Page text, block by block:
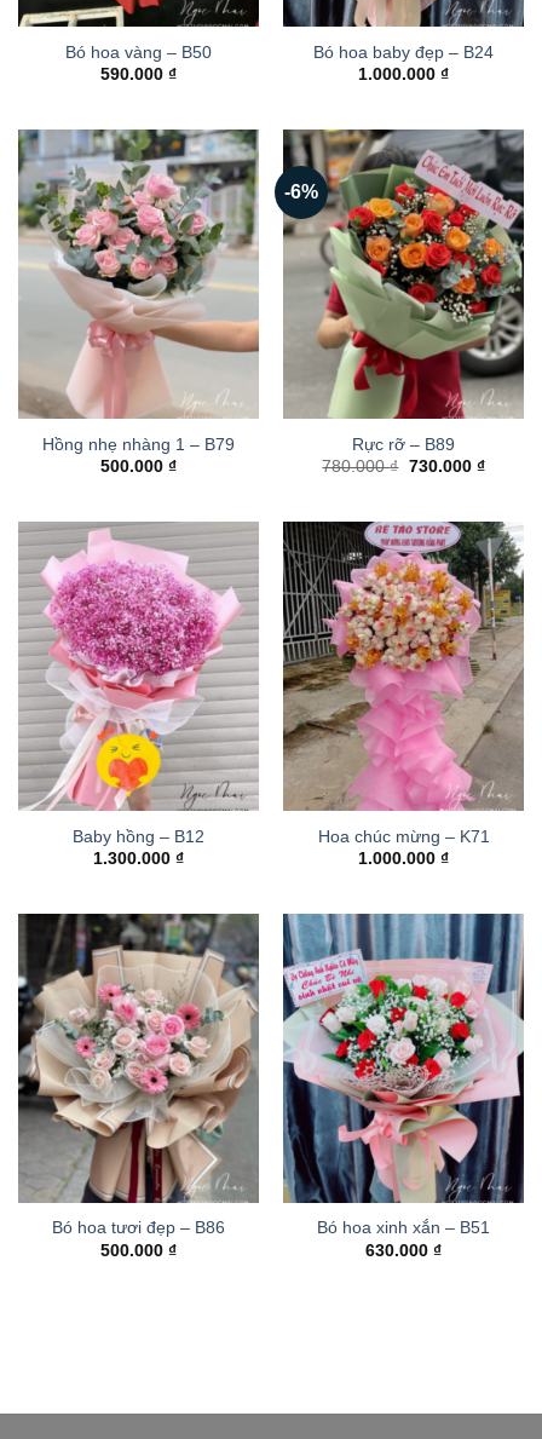
Bó hoa vàng – B50
590.000 ₫
Bó hoa baby đẹp – B24
1.000.000 ₫
Hồng nhẹ nhàng 1 – B79
500.000 ₫
-6%
Rực rỡ – B89
780.000₫ Giá
730.000 ₫Giá
Baby hồng – B12
1.300.000 ₫
Hoa chúc mừng – K71
1.000.000 ₫
Bó hoa tươi đẹp – B86
500.000 ₫
Bó hoa xinh xắn – B51
630.000 ₫